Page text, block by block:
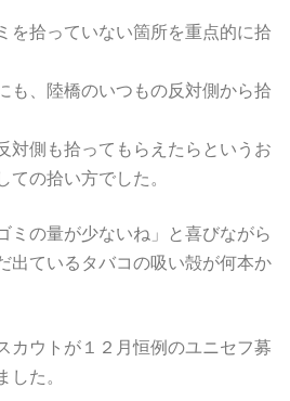
を拾っていない箇所を重点的に拾
も、陸橋のいつもの反対側から拾
対側も拾ってもらえたらというお
の拾い方でした。
ミの量が少ないね」と喜びながら
出ているタバコの吸い殻が何本か
カウトが１２月恒例のユニセフ募
た。